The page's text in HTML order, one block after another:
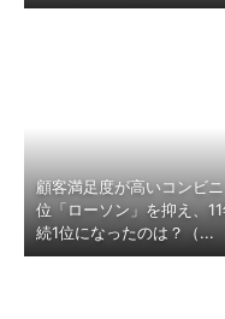
顧客満足度が高いコンビ
位「ローソン」を抑え、
続1位になったのは？（...